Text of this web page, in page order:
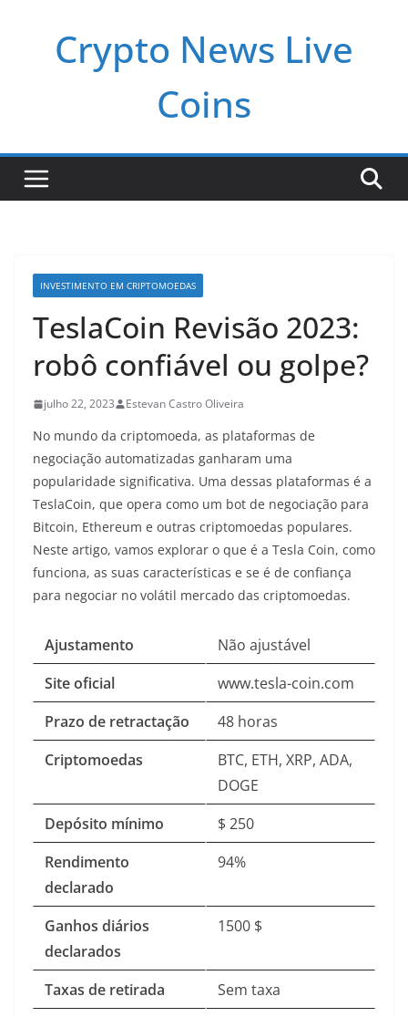
Crypto News Live
Coins
INVESTIMENTO EM CRIPTOMOEDAS
TeslaCoin Revisão 2023:
robô confiável ou golpe?
julho 22, 2023 Estevan Castro Oliveira
No mundo da criptomoeda, as plataformas de
negociação automatizadas ganharam uma
popularidade significativa. Uma dessas plataformas é a
TeslaCoin, que opera como um bot de negociação para
Bitcoin, Ethereum e outras criptomoedas populares.
Neste artigo, vamos explorar o que é a Tesla Coin, como
funciona, as suas características e se é de confiança
para negociar no volátil mercado das criptomoedas.
Ajustamento
Não ajustável
Site oficial
www.tesla-coin.com
Prazo de retractação
48 horas
Criptomoedas
BTC, ETH, XRP, ADA,
DOGE
Depósito mínimo
$ 250
Rendimento
declarado
94%
Ganhos diários
declarados
1500 $
Taxas de retirada
Sem taxa